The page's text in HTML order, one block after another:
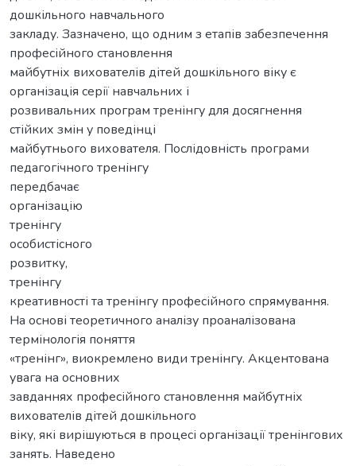
дошкільного навчального
закладу. Зазначено, що одним з етапів забезпечення
професійного становлення
майбутніх вихователів дітей дошкільного віку є
організація серії навчальних і
розвивальних програм тренінгу для досягнення
стійких змін у поведінці
майбутнього вихователя. Послідовність програми
педагогічного тренінгу
передбачає
організацію
тренінгу
особистісного
розвитку,
тренінгу
креативності та тренінгу професійного спрямування.
На основі теоретичного аналізу проаналізована
термінологія поняття
«тренінг», виокремлено види тренінгу. Акцентована
увага на основних
завданнях професійного становлення майбутніх
вихователів дітей дошкільного
віку, які вирішуються в процесі організації тренінгових
занять. Наведено